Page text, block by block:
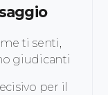
ti senti,
giudicanti
per il